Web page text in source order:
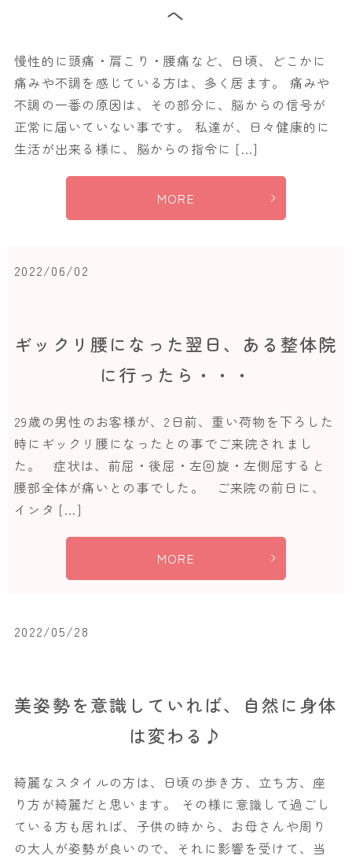
へ
慢性的に頭痛・肩こり・腰痛など、日頃、どこかに
痛みや不調を感じている方は、多く居ます。 痛みや
不調の一番の原因は、その部分に、脳からの信号が
正常に届いていない事です。 私達が、日々健康的に
生活が出来る様に、脳からの指令に […]
MORE
2022/06/02
ギックリ腰になった翌日、ある整体院
に行ったら・・・
29歳の男性のお客様が、2日前、重い荷物を下ろした
時にギックリ腰になったとの事でご来院されまし
た。 症状は、前屈・後屈・左回旋・左側屈すると
腰部全体が痛いとの事でした。 ご来院の前日に、
インタ […]
MORE
2022/05/28
美姿勢を意識していれば、自然に身体
は変わる♪
綺麗なスタイルの方は、日頃の歩き方、立ち方、座
り方が綺麗だと思います。 その様に意識して過ごし
ている方も居れば、子供の時から、お母さんや周り
の大人が姿勢が良いので、それに影響を受けて、当